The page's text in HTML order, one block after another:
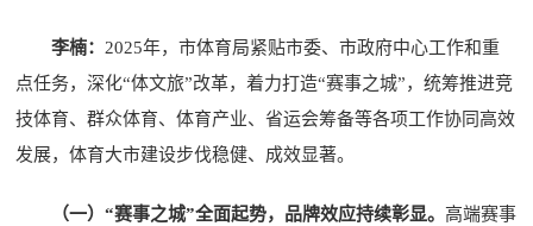
李楠：2025年，市体育局紧贴市委、市政府中心工作和重
点任务，深化“体文旅”改革，着力打造“赛事之城”，统筹推进竞
技体育、群众体育、体育产业、省运会筹备等各项工作协同高效
发展，体育大市建设步伐稳健、成效显著。
（一）“赛事之城”全面起势，品牌效应持续彰显。高端赛事